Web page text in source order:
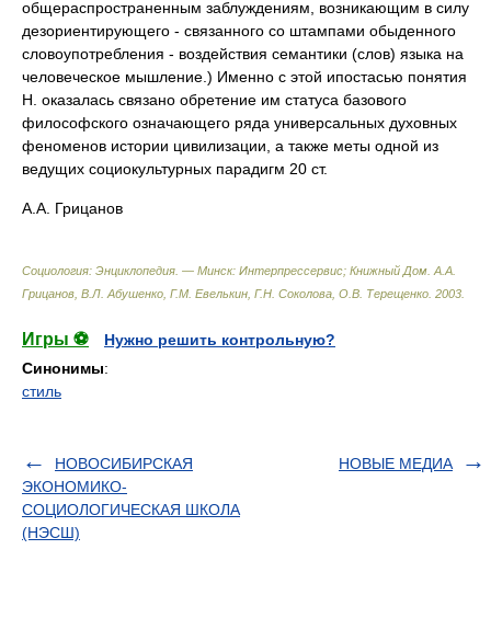
общераспространенным заблуждениям, возникающим в силу
дезориентирующего - связанного со штампами обыденного
словоупотребления - воздействия семантики (слов) языка на
человеческое мышление.) Именно с этой ипостасью понятия
Н. оказалась связано обретение им статуса базового
философского означающего ряда универсальных духовных
феноменов истории цивилизации, а также меты одной из
ведущих социокультурных парадигм 20 ст.
А.А. Грицанов
Социология: Энциклопедия. — Минск: Интерпрессервис; Книжный Дом А.А.
Грицанов, В.Л. Абушенко, Г.М. Евелькин, Г.Н. Соколова, О.В. Терещенко 2003
Игры ⚽
Нужно решить контрольную?
Синонимы:
стиль
НОВОСИБИРСКАЯ
ЭКОНОМИКО-
СОЦИОЛОГИЧЕСКАЯ ШКОЛА
(НЭСШ)
НОВЫЕ МЕДИА